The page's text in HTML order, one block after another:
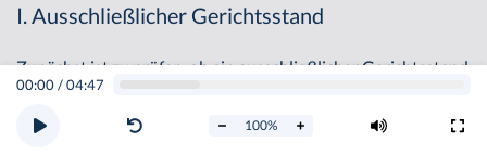
00:00/04:47
100%
I. Ausschließlicher Gerichtsstand
Zunächst ist zu prüfen, ob ein ausschließlicher Gerichtsstand
gegeben ist. Ein Beispiel hierfür ist der ausschließliche
dingliche Gerichtsstand des § 24 ZPO. Einen